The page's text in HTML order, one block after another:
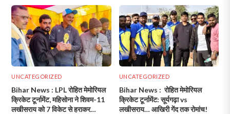
UNCATEGORIZED
Bihar News : LPL रोहित मेमोरियल
क्रिकेट टूर्नामेंट, महिसोना ने शिवम-11
लखीसराय को 7 विकेट से हराकर
UNCATEGORIZED
Bihar News : रोहित मेमोरियल
क्रिकेट टूर्नामेंट: सूर्यगढ़ा vs
लखीसराय… आखिरी गेंद तक रोमांच!